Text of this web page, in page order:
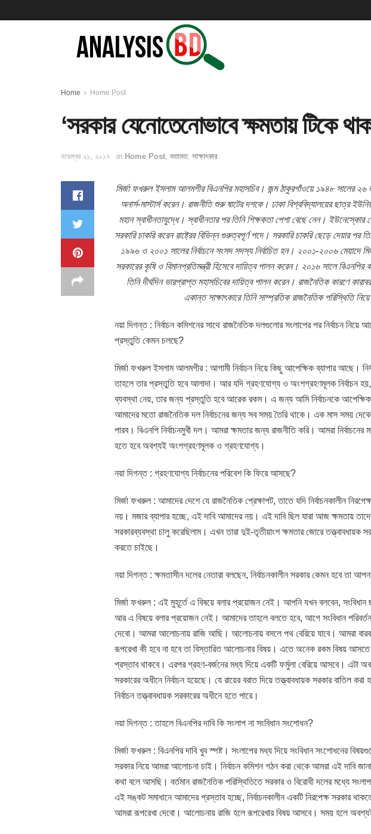
Home Home Post
‘সরকার যেনোতেনোভাবে ক্ষমতায় টিকে
নভেম্বর ২১, ২০১৭ in Home Post মতামত, সাক্ষাৎকার
মির্জা ফখরুল ইসলাম আলমগীর বিএনপির মহাসচিব। জন্ম ঠাকুরগাঁওয়ে ১৯৪৮ সালের ২৬
অনার্স-মাস্টার্স করেন। রাজনীতি শুরু ষাটের দশকে। ঢাকা বিশ্ববিদ্যালয়ের ছাত্র
মহান স্বাধীনতাযুদ্ধে। স্বাধীনতার পর তিনি শিক্ষকতা পেশা বেছে নেন।
সরকারি চাকরি করেন রাষ্ট্রের বিভিন্ন গুরুত্বপূর্ণ পদে। সরকারি চাকরি ছেড়ে দেয়ার পর
১৯৯৬ ও ২০০১ সালের নির্বাচনে সংসদ সদস্য নির্বাচিত হন। ২০০১-২০০৬ মেয়াদে
সরকারের কৃষি ও বিমানপ্রতিমন্ত্রী হিসেবে দায়িত্ব পালন করেন। ২০১৬ সালে বিএনপির
তিনি দীর্ঘদিন ভারপ্রাপ্ত মহাসচিবের দায়িত্ব পালন করেন। রাজনৈতিক কারণে
একান্ত সাক্ষাৎকারে তিনি সাম্প্রতিক রাজনৈতিক পরিস্থিতি
নয়া দিগন্ত : নির্বাচন কমিশনের সাথে রাজনৈতিক দলগুলোর সংলাপের পর নির্বাচন নিয়ে
প্রস্তুতি কেমন চলছে?
মির্জা ফখরুল ইসলাম আলমগীর : আগামী নির্বাচন নিয়ে কিছু আপেক্ষিক ব্যাপার আছে।
তাহলে তার প্রস্তুতি হবে আলাদা। আর যদি গ্রহণযোগ্য ও অংশগ্রহণমূলক নির্বাচন হয়,
ব্যবস্থা নেয়, তার জন্য প্রস্তুতি হবে আরেক রকম। এ জন্য আমি নির্বাচনকে
আমাদের মতো রাজনৈতিক দল নির্বাচনের জন্য সব সময় তৈরি থাকে। এক মাস সময়
পারব। বিএনপি নির্বাচনমুখী দল। আমরা ক্ষমতার জন্য রাজনীতি করি। আমরা
হতে হবে অবশ্যই অংশগ্রহণমূলক ও গ্রহণযোগ্য।
নয়া দিগন্ত : গ্রহণযোগ্য নির্বাচনের পরিবেশ কি ফিরে আসছে?
মির্জা ফখরুল : আমাদের দেশে যে রাজনৈতিক প্রেক্ষাপট, তাতে যদি নির্বাচনকালীন
নয়। মজার ব্যাপার হচ্ছে, এই দাবি আমাদের নয়। এই দাবি ছিল যারা আজ ক্ষমতায়
সরকারব্যবস্থা চালু করেছিলাম। এখন তারা দুই-তৃতীয়াংশ ক্ষমতার জোরে তত্ত্বাবধায়ক
করতে চাইছে।
নয়া দিগন্ত : ক্ষমতাসীন দলের নেতারা বলছেন, নির্বাচনকালীন সরকার কেমন হবে তা
মির্জা ফখরুল : এই মুহূর্তে এ বিষয়ে বলার প্রয়োজন নেই। আপনি যখন বলবেন,
আর এ বিষয়ে বলার প্রয়োজন নেই। আমাদের তাহলে বলতে হবে, আগে সংবিধান
দেবো। আমরা আলোচনায় রাজি আছি। আলোচনায় বসলে পথ বেরিয়ে যাবে। আমরা
রূপরেখা কী হবে না হবে তা বিস্তারিত আলোচনার বিষয়। এতে অনেক রকম বিষয়
প্রস্তাব থাকবে। এরপর গ্রহণ-বর্জনের মধ্য দিয়ে একটি ফর্মুলা বেরিয়ে আসবে। এটা
সরকারের অধীনে নির্বাচন হয়েছে। যে রায়ের বরাত দিয়ে তত্ত্বাবধায়ক সরকার বাতিল
নির্বাচন তত্ত্বাবধায়ক সরকারের অধীনে হতে পারে।
নয়া দিগন্ত : তাহলে বিএনপির দাবি কি সংলাপ না সংবিধান সংশোধন?
মির্জা ফখরুল : বিএনপির দাবি খুব স্পষ্ট। সংলাপের মধ্য দিয়ে সংবিধান সংশোধনের
সরকার নিয়ে আমরা আলোচনা চাই। নির্বাচন কমিশন গঠন করা থেকে আমরা এই দাবি
কথা বলে আসছি। বর্তমান রাজনৈতিক পরিস্থিতিতে সরকার ও বিরোধী দলের মধ্যে
এই সঙ্কট সমাধানে আমাদের প্রস্তাব হচ্ছে, নির্বাচনকালীন একটি নিরপেক্ষ সরকার
আমরা রূপরেখা দেবো। আলোচনায় রাজি হলে রূপরেখার বিষয় আসবে। সময় হলে